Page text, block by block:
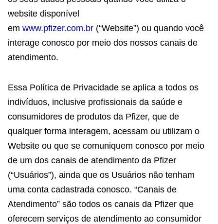
website disponível
em www.pfizer.com.br (“Website”) ou quando você
interage conosco por meio dos nossos canais de
atendimento.
Essa Política de Privacidade se aplica a todos os
indivíduos, inclusive profissionais da saúde e
consumidores de produtos da Pfizer, que de
qualquer forma interagem, acessam ou utilizam o
Website ou que se comuniquem conosco por meio
de um dos canais de atendimento da Pfizer
(“Usuários”), ainda que os Usuários não tenham
uma conta cadastrada conosco. “Canais de
Atendimento” são todos os canais da Pfizer que
oferecem serviços de atendimento ao consumidor